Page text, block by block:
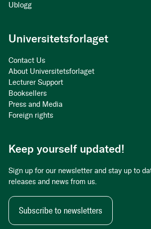
Ublogg
Universitetsforlaget
Contact Us
About Universitetsforlaget
Lecturer Support
Booksellers
Press and Media
Foreign rights
Keep yourself updated!
Sign up for our newsletter and stay up to
releases and news from us.
Subscribe to newsletters